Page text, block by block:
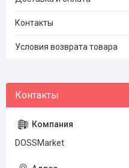
Контакты
Условия возврата товара
DOSSMarket